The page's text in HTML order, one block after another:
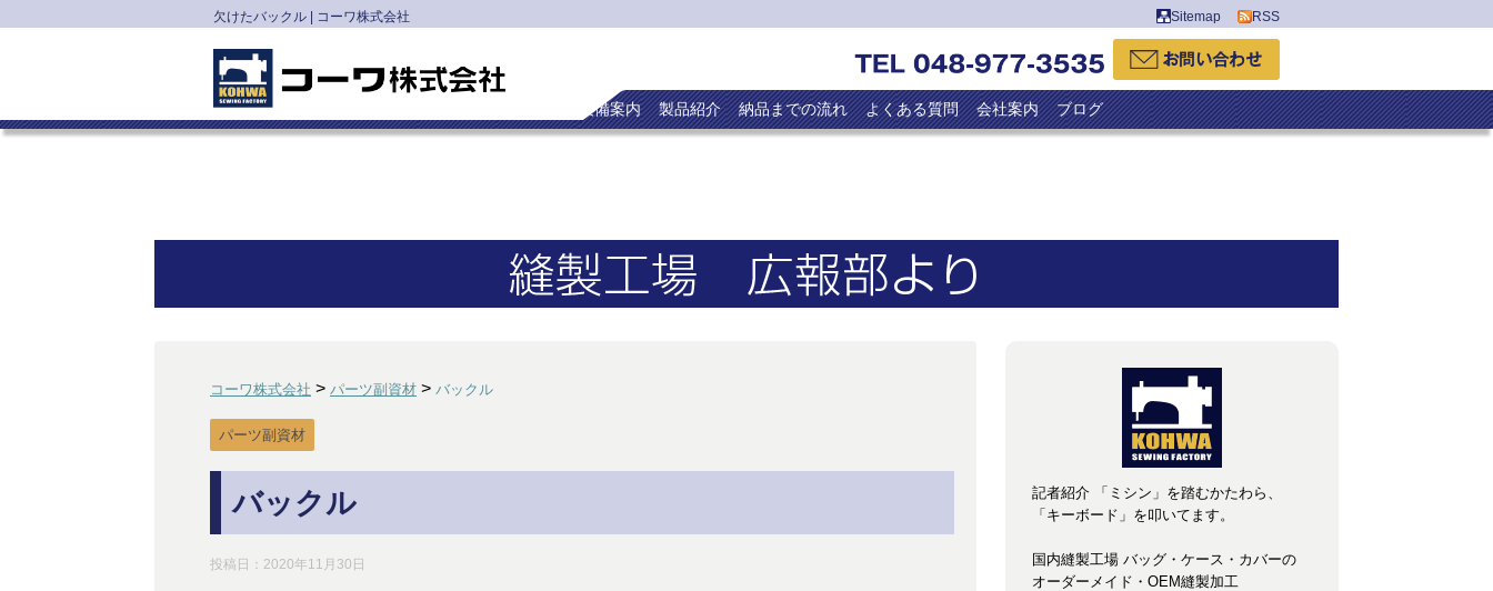
欠けたバックル | コーワ株式会社 Sitemap RSS
設備案内 製品紹介 納品までの流れ よくある質問 会社案内 ブログ
コーワ株式会社 > パーツ副資材 > バックル
パーツ副資材
バックル
投稿日： 2020年11月30日
記者紹介 「ミシン」を踏むかたわら、
「キーボード」を叩いてます。
国内縫製工場 バッグ・ケース・カバーの
オーダーメイド・OEM縫製加工